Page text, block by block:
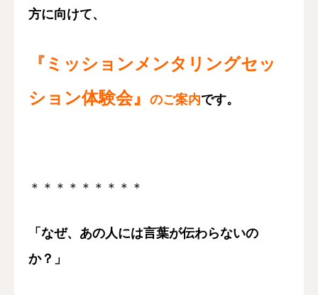
方に向けて、
『ミッションメンタリングセッ
ション体験会』
のご案内です。
＊＊＊＊＊＊＊＊＊
「なぜ、あの人には言葉が伝わらないの
か？」